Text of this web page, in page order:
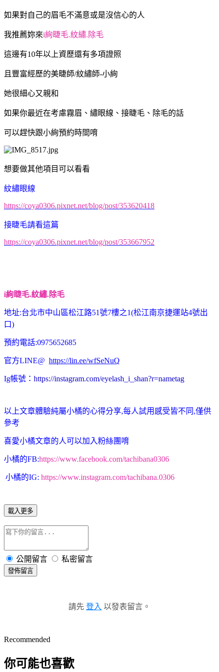
如果對自己的眉毛不滿意或是沒信心的人
我推薦妳來i絢睫毛.紋繡.除毛
這邊有10年以上資歷還有多項證照
且豐富經歷的美睫師/紋繡師-小絢
她很細心又親和
如果你最近在考慮霧眉、繡眼線、接睫毛、除毛的話
可以趕快跟小絢預約時間唷
想要做其他項目可以看看
紋繡眼線
https://coya0306.pixnet.net/blog/post/353620418
接睫毛請看這篇
https://coya0306.pixnet.net/blog/post/353667952
i絢睫毛.紋繡.除毛
地址:台北市中山區松江路51號7樓之1(松江南京捷運站4號出
口)
預約電話:0975652685
官方LINE@ https://lin.ee/wfSeNuQ
Ig帳號： https://instagram.com/eyelash_i_shan?r=nametag
以上文章體驗純屬小橘的心得分享,每人試用感受皆不同,僅供
參考
喜愛小橘文章的人可以加入粉絲團唷
小橘的FB:https://www.facebook.com/tachibana0306
小橘的IG: https://www.instagram.com/tachibana.0306
載入更多
公開留言 私密留言
發佈留言
請先 登入 以發表留言。
Recommended
你可能也喜歡